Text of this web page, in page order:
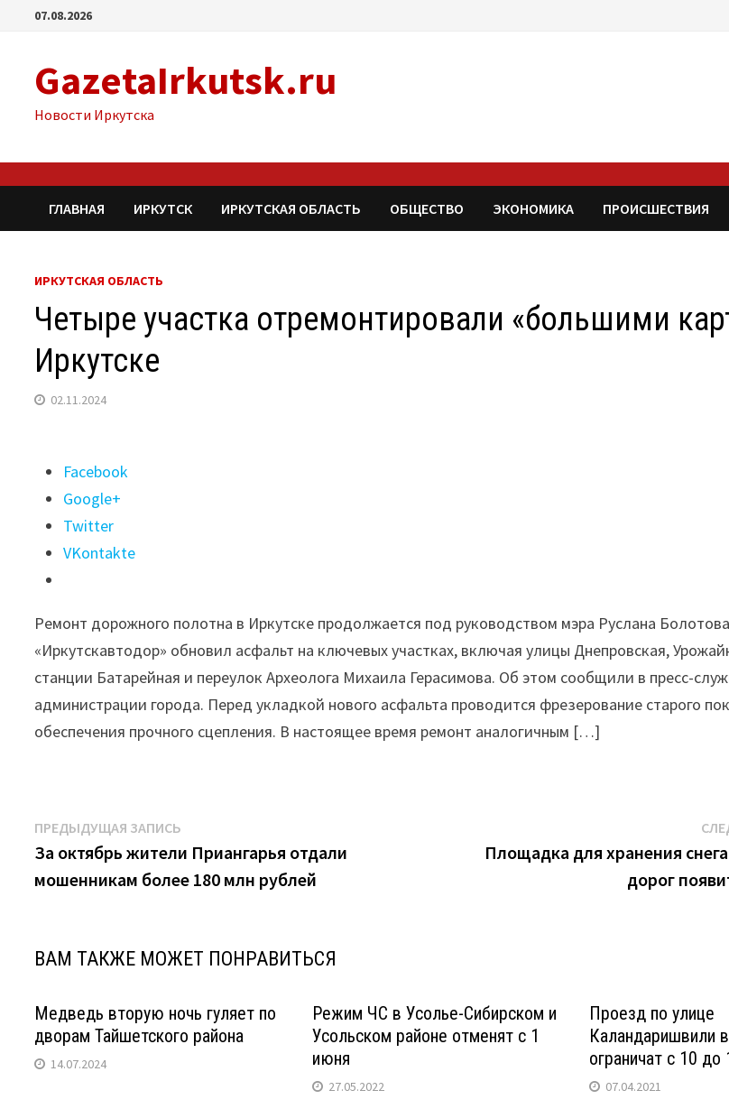
Перейти07.08.2026
GazetaIrkutsk.ru
Новости Иркутска
ГЛАВНАЯ ИРКУТСК ИРКУТСКАЯ ОБЛАСТЬ ОБЩЕСТВО ЭКОНОМИКА ПРОИСШЕСТВИЯ
ИРКУТСКАЯ ОБЛАСТЬ
Четыре участка отремонтировали «большими
Иркутске
02.11.2024
Поделиться
"Четыре
участка
отремонтировали
«большими
в
Иркутске"
Facebook
Google+
Twitter
VKontakte
Ремонт дорожного полотна в Иркутске продолжается под руководством мэра Руслана
«Иркутскавтодор» обновил асфальт на ключевых участках, включая улицы Днепровская,
станции Батарейная и переулок Археолога Михаила Герасимова. Об этом сообщили в пресс-
администрации города. Перед укладкой нового асфальта проводится фрезерование старого
обеспечения прочного сцепления. В настоящее время ремонт аналогичным […]
Навигация
по
ПРЕДЫДУЩАЯ ЗАПИСЬ
запись:
За октябрь жители Приангарья отдали
мошенникам более 180 млн рублей
Площадка для хранения
дорог
ВАМ ТАКЖЕ МОЖЕТ ПОНРАВИТЬСЯ
Медведь вторую ночь гуляет по
дворам Тайшетского района
14.07.2024
Режим ЧС в Усолье-Сибирском и
Усольском районе отменят с 1
июня
27.05.2022
Проезд по улице
Каландаришвили
ограничат с 10 до
07.04.2021